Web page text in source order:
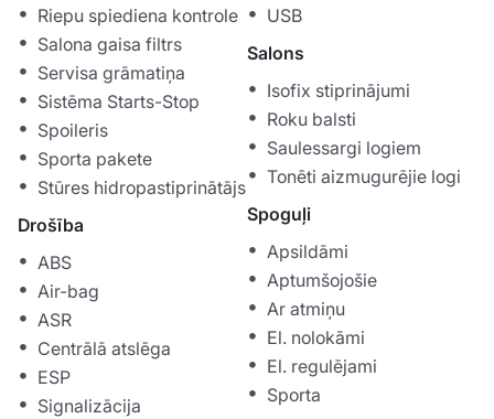
Riepu spiediena kontrole
Salona gaisa filtrs
Servisa grāmatiņa
Sistēma Starts-Stop
Spoileris
Sporta pakete
Stūres hidropastiprinātājs
Drošība
ABS
Air-bag
ASR
Centrālā atslēga
ESP
Signalizācija
USB
Salons
Isofix stiprinājumi
Roku balsti
Saulessargi logiem
Tonēti aizmugurējie logi
Spoguļi
Apsildāmi
Aptumšojošie
Ar atmiņu
El. nolokāmi
El. regulējami
Sporta